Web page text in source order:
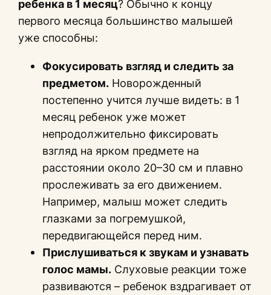
ребенка в 1 месяц? Обычно к концу
первого месяца большинство малышей
уже способны:
Фокусировать взгляд и следить за
предметом. Новорожденный
постепенно учится лучше видеть: в 1
месяц ребенок уже может
непродолжительно фиксировать
взгляд на ярком предмете на
расстоянии около 20–30 см и плавно
прослеживать за его движением.
Например, малыш может следить
глазками за погремушкой,
передвигающейся перед ним.
Прислушиваться к звукам и узнавать
голос мамы. Слуховые реакции тоже
развиваются – ребенок вздрагивает от